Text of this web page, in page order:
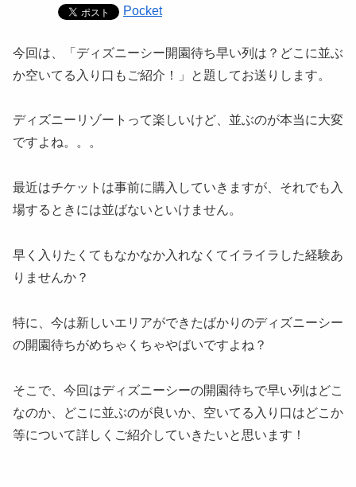
Pocket
今回は、「ディズニーシー開園待ち早い列は？どこに並ぶ
か空いてる入り口もご紹介！」と題してお送りします。
ディズニーリゾートって楽しいけど、並ぶのが本当に大変
ですよね。。。
最近はチケットは事前に購入していきますが、それでも入
場するときには並ばないといけません。
早く入りたくてもなかなか入れなくてイライラした経験あ
りませんか？
特に、今は新しいエリアができたばかりのディズニーシー
の開園待ちがめちゃくちゃやばいですよね？
そこで、今回はディズニーシーの開園待ちで早い列はどこ
なのか、どこに並ぶのが良いか、空いてる入り口はどこか
等について詳しくご紹介していきたいと思います！